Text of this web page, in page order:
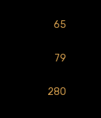
65
79
280